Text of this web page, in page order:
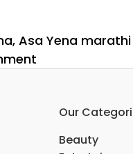
, Asa Yena
ना…’Our
Beauty